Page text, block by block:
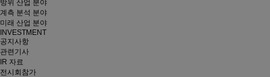
방위 산업 분야
계측 분석 분야
미래 산업 분야
INVESTMENT
공지사항
관련기사
IR 자료
전시회참가